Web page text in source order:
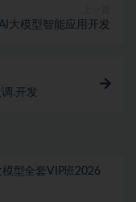
大模型智能应用开发
.开发
型全套VIP班2026